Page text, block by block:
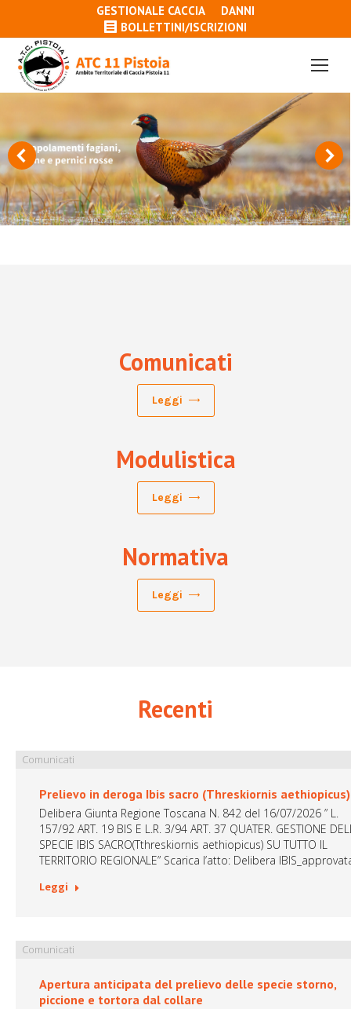
GESTIONALE CACCIA
DANNI
BOLLETTINI/ISCRIZIONI
Comunicati
Leggi
Modulistica
Leggi
Normativa
Leggi
Recenti
Prelievo in deroga Ibis sacro (Threskiornis aethiopicus)
Comunicati
Delibera Giunta Regione Toscana N. 842 del 16/07/2026 ” L.
157/92 ART. 19 BIS E L.R. 3/94 ART. 37 QUATER. GESTIONE
SPECIE IBIS SACRO(Tthreskiornis aethiopicus) SU TUTTO IL
TERRITORIO REGIONALE” Scarica l’atto: Delibera
Leggi
Apertura anticipata del prelievo delle specie storno,
piccione e tortora dal collare
Comunicati